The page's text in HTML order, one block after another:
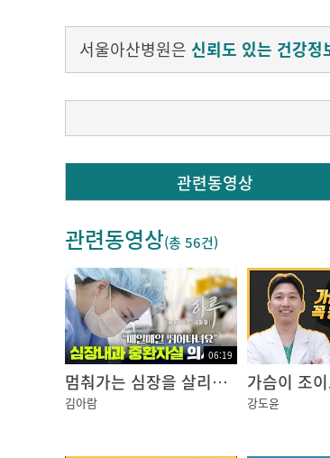
서울아산병원은 신뢰도 있는 건강정
Q. 개흉술 환자의 목, 어깨 통증 예
그렇다고 침대에서 휴식만 취하는
수술 후 10분에서 30분 정도의 걷
안정민 교수 / 서울아산병원 심장내
관련동영상
관련동영상(총 56건)
06:19
멈춰가는 심장을 살리기 위해, 매일 치열한 사투를 벌이다 [심장내과 중환자실(CCU) 전담의사 편 - 하루;병원에 사는 사람들]
김아람 강도윤